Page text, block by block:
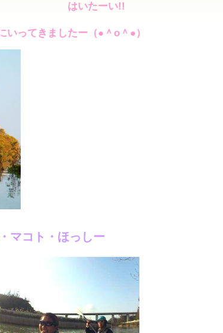
はいたーい!!
ってきましたー（●＾o＾●）
マコト・ほっしー